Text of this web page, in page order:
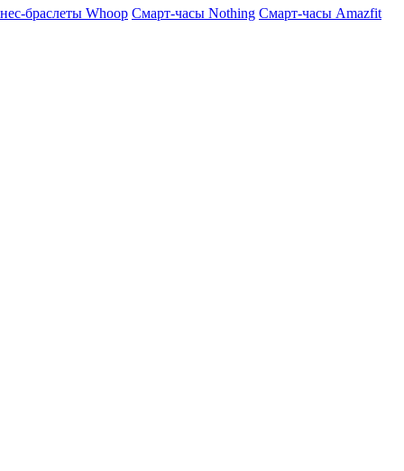
браслеты Whoop Смарт-часы Nothing Смарт-часы Amazfit